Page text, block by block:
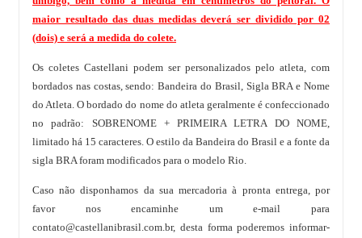
maior resultado das duas medidas deverá ser dividido por 02
(dois) e será a medida do colete.
Os coletes Castellani podem ser personalizados pelo atleta, com
bordados nas costas, sendo: Bandeira do Brasil, Sigla BRA e Nome
do Atleta. O bordado do nome do atleta geralmente é confeccionado
no padrão: SOBRENOME + PRIMEIRA LETRA DO NOME,
limitado há 15 caracteres. O estilo da Bandeira do Brasil e a fonte da
sigla BRA foram modificados para o modelo Rio.
Caso não disponhamos da sua mercadoria à pronta entrega, por
favor nos encaminhe um e-mail para
contato@castellanibrasil.com.br, desta forma poderemos informar-